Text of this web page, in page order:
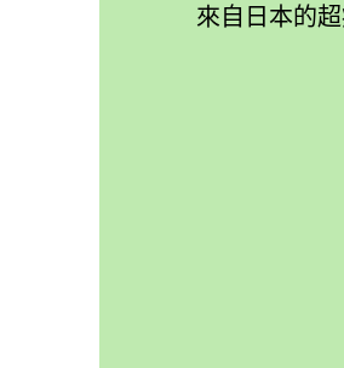
來自日本的